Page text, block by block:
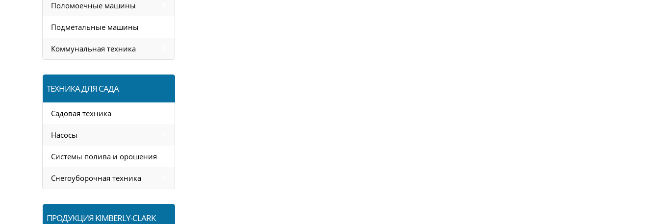
Поломоечные машины
Подметальные машины
Коммунальная техника
ТЕХНИКА ДЛЯ САДА
Садовая техника
Насосы
Системы полива и орошения
Снегоуборочная техника
ПРОДУКЦИЯ KIMBERLY-CLARK